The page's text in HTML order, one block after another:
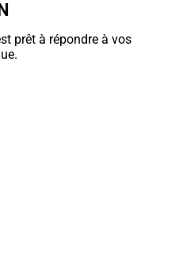
prêt à répondre à vos